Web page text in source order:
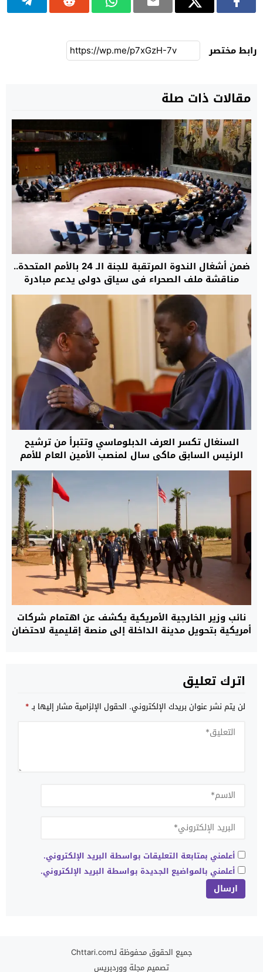
رابط مختصر
مقالات ذات صلة
ضمن أشغال الندوة المرتقبة للجنة الـ 24 بالأمم المتحدة..
مناقشة ملف الصحراء في سياق دولي يدعم مبادرة
الحكم الذاتي المغربية
السنغال تكسر العرف الدبلوماسي وتتبرأ من ترشيح
الرئيس السابق ماكي سال لمنصب الأمين العام للأمم
المتحدة
نائب وزير الخارجية الأمريكية يكشف عن اهتمام شركات
أمريكية بتحويل مدينة الداخلة إلى منصة إقليمية لاحتضان
اترك تعليق
لن يتم نشر عنوان بريدك الإلكتروني. الحقول الإلزامية مشار إليها بـ*
أعلمني بمتابعة التعليقات بواسطة البريد الإلكتروني.
أعلمني بالمواضيع الجديدة بواسطة البريد الإلكتروني.
جميع الحقوق محفوظة لـChttari.com
تصميممجلة ووردبريس